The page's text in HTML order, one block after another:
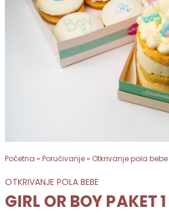
Početna » Poručivanje» Otkrivanje pola bebe
OTKRIVANJE POLA BEBE
GIRL OR BOY PAKET 1